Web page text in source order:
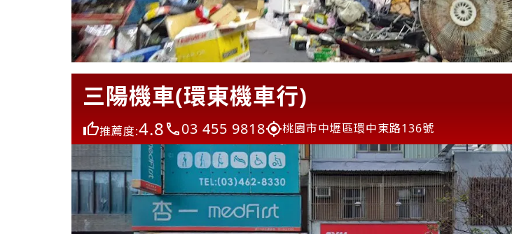
三陽機車(環東機車行)
推薦度:4.8 03 455 9818 桃園市中壢區環中東路136號